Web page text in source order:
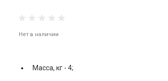
Нет в наличии
Масса, кг - 4;